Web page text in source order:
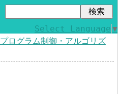
Select Language ▼
プログラム制御・アルゴリズ